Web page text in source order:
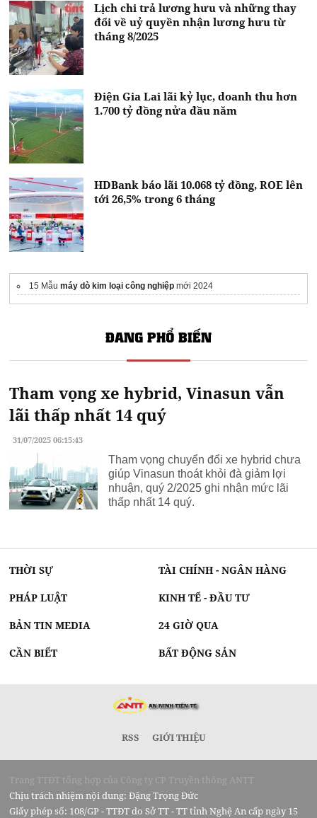
Lịch chi trả lương hưu và những thay
đổi về uỷ quyền nhận lương hưu từ
tháng 8/2025
Điện Gia Lai lãi kỷ lục, doanh thu hơn
1.700 tỷ đồng nửa đầu năm
HDBank báo lãi 10.068 tỷ đồng, ROE lên
tới 26,5% trong 6 tháng
15 Mẫumáy dò kim loại công nghiệp mới 2024
ĐANG PHỔ BIẾN
Tham vọng xe hybrid, Vinasun vẫn
lãi thấp nhất 14 quý
31/07/2025 06:15:43
Tham vọng chuyển đổi xe hybrid chưa
giúp Vinasun thoát khỏi đà giảm lợi
nhuận, quý 2/2025 ghi nhận mức lãi
thấp nhất 14 quý.
THỜI SỰ TÀI CHÍNH - NGÂN HÀNG
PHÁP LUẬT KINH TẾ - ĐẦU TƯ
BẢN TIN MEDIA 24 GIỜ QUA
CẦN BIẾT BẤT ĐỘNG SẢN
RSS GIỚI THIỆU
Trang TTĐT tổng hợp của Công ty CP Truyền thông ANTT
Chịu trách nhiệm nội dung: Đặng Trọng Đức
Giấy phép số: 108/GP - TTĐT do Sở TT - TT tỉnh Nghệ An cấp ngày 15